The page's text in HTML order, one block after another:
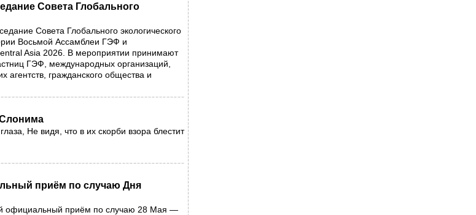
Совета Глобального
Совета Глобального экологического
Восьмой Ассамблеи ГЭФ и
Asia 2026. В мероприятии принимают
ГЭФ, международных организаций,
агентств, гражданского общества и
Не видя, что в их скорби взора блестит
приём по случаю Дня
официальный приём по случаю 28 Мая —